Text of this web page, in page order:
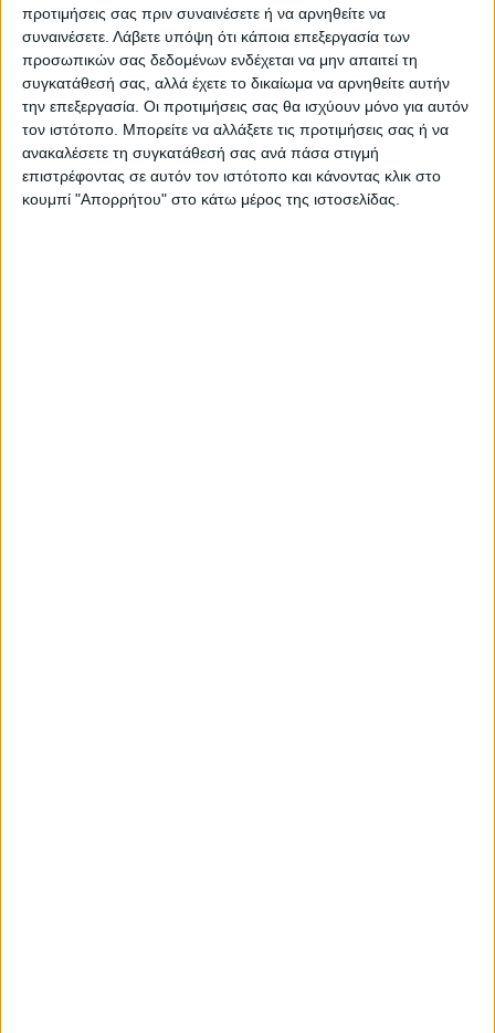
προτιμήσεις σας πριν συναινέσετε ή να αρνηθείτε να
συναινέσετε. Λάβετε υπόψη ότι κάποια επεξεργασία των
προσωπικών σας δεδομένων ενδέχεται να μην απαιτεί τη
συγκατάθεσή σας, αλλά έχετε το δικαίωμα να αρνηθείτε αυτήν
την επεξεργασία. Οι προτιμήσεις σας θα ισχύουν μόνο για αυτόν
τον ιστότοπο. Μπορείτε να αλλάξετε τις προτιμήσεις σας ή να
ανακαλέσετε τη συγκατάθεσή σας ανά πάσα στιγμή
επιστρέφοντας σε αυτόν τον ιστότοπο και κάνοντας κλικ στο
κουμπί "Απορρήτου" στο κάτω μέρος της ιστοσελίδας.
ΝΕΟΣ ΑΓΩΝ
https://neosagon.gr
Η Αρχαιότερη Καθημερινή Πρωινή Εφημερίδα της Καρδίτσας